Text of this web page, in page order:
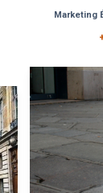
Marketing